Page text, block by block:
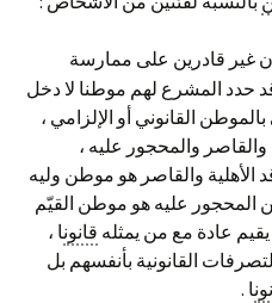
غير قادرين على ممارسة
حدد المشرع لهم موطنا لا دخل
القانوني أو الإلزامي ،
والمحجور عليه ،
الأهلية والقاصر هو موطن وليه
عليه هو موطن القيّم
عادة مع من يمثله قانونا ،
القانونية بأنفسهم بل
ا .